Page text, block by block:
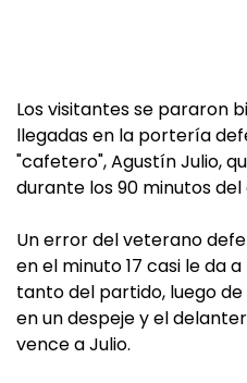
Los visitantes se pararon
llegadas en la portería
"cafetero", Agustín Julio,
durante los 90 minutos
Un error del veterano
en el minuto 17 casi le da
tanto del partido, luego
en un despeje y el
vence a Julio.